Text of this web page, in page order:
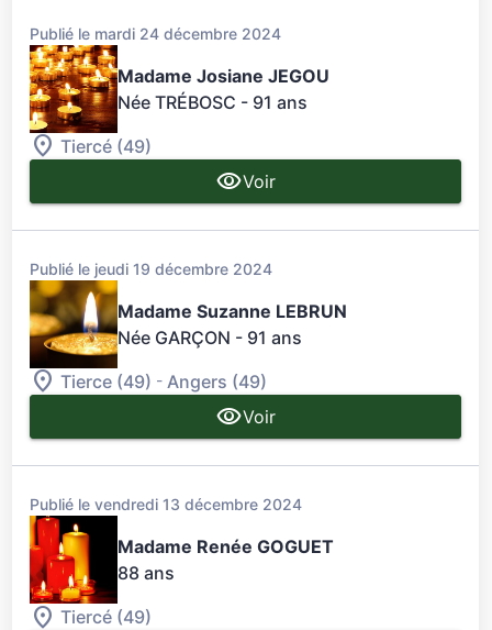
Publié le mardi 24 décembre 2024
Madame Josiane JEGOU
Née TRÉBOSC - 91 ans
Tiercé (49)
Voir
Publié le jeudi 19 décembre 2024
Madame Suzanne LEBRUN
Née GARÇON - 91 ans
Tierce (49) - Angers (49)
Voir
Publié le vendredi 13 décembre 2024
Madame Renée GOGUET
88 ans
Tiercé (49)